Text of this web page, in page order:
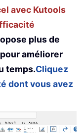
avec Kutools
plus de
améliorer
temps.Cliquez
dont vous avez